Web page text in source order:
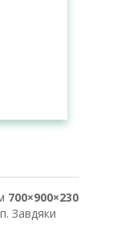
700×900×230
Завдяки